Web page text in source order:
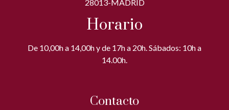
28013-MADRID
Horario
De 10,00h a 14,00h y de 17h a 20h. Sábados: 10h a
14.00h.
Contacto